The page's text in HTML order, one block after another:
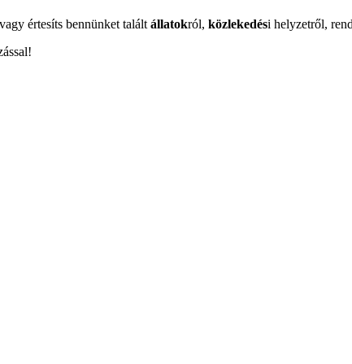
értesíts bennünket talált állatokról, közlekedési helyzetről,